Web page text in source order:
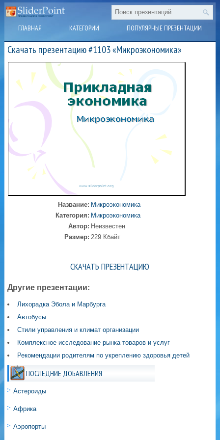
ГЛАВНАЯ КАТЕГОРИИ ПОПУЛЯРНЫЕ ПРЕЗЕНТАЦИИ
Скачать презентацию #1103 «Микроэкономика»
Название: Микроэкономика
Категория: Микроэкономика
Автор: Неизвестен
Размер: 229 Кбайт
СКАЧАТЬ ПРЕЗЕНТАЦИЮ
Другие презентации:
Лихорадка Эбола и Марбурга
Автобусы
Стили управления и климат организации
Комплексное исследование рынка товаров и услуг
Рекомендации родителям по укреплению здоровья детей
ПОСЛЕДНИЕ ДОБАВЛЕНИЯ
Астероиды
Африка
Аэропорты